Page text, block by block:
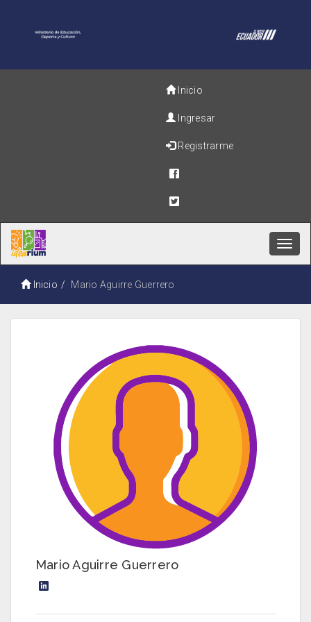
Inicio
Ingresar
Registrarme
Inicio Mario Aguirre Guerrero
Mario Aguirre Guerrero